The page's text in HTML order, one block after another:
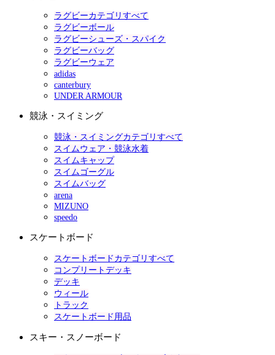
ラグビーカテゴリすべて
ラグビーボール
ラグビーシューズ・スパイク
ラグビーバッグ
ラグビーウェア
adidas
canterbury
UNDER ARMOUR
競泳・スイミング
競泳・スイミングカテゴリすべて
スイムウェア・競泳水着
スイムキャップ
スイムゴーグル
スイムバッグ
arena
MIZUNO
speedo
スケートボード
スケートボードカテゴリすべて
コンプリートデッキ
デッキ
ウィール
トラック
スケートボード用品
スキー・スノーボード